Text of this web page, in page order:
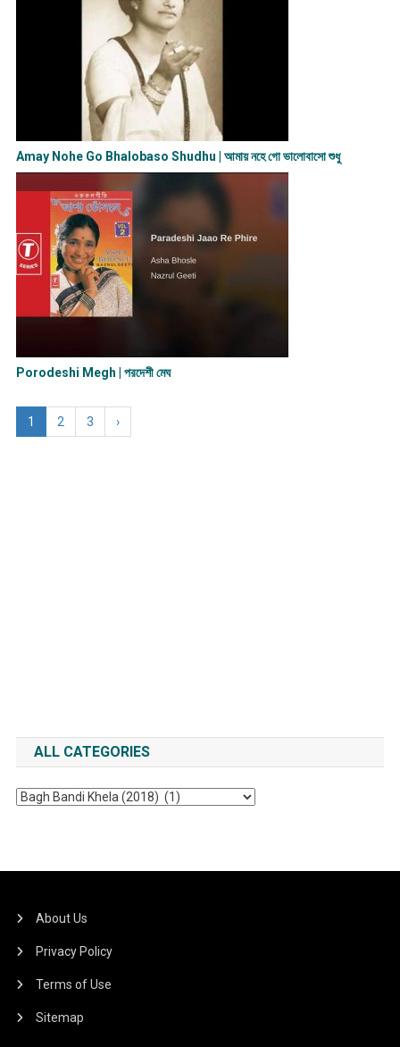
Amay Nohe Go Bhalobaso Shudhu | আমায় নহে গো ভালোবাসো শুধু
Porodeshi Megh | পরদেশী মেঘ
1 2 3 ›
ALL CATEGORIES
All
About Us
Privacy Policy
Terms of Use
Sitemap